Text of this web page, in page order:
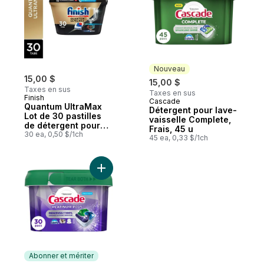
15,00 $
Taxes en sus
Finish
Quantum UltraMax
Lot de 30 pastilles
de détergent pour
lave-vaisselle
brûlées et séchées
pendant 24 heures,
pas de pré-rinçage
nécessaire
30 ea, 0,50 $/1ch
Nouveau
15,00 $
Taxes en sus
Nouveau
Cascade
Détergent pour lave-
vaisselle Complete,
Frais, 45 u
45 ea, 0,33 $/1ch
Abonner et mériter
Ajouter Détergent pour lave-vaisselle